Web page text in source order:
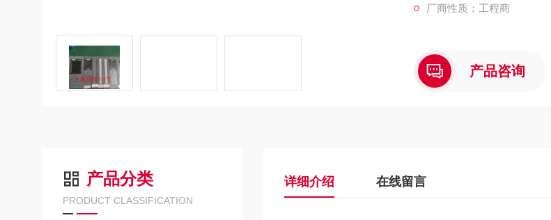
厂商性质：工程商
产品咨询
产品分类
PRODUCT CLASSIFICATION
详细介绍 在线留言